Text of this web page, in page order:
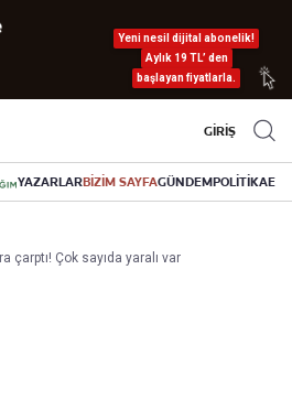
Yeni nesil dijital abonelik!
Aylık 19 TL’ den
başlayan fiyatlarla.
GİRİŞ
YAZARLARBİZİM SAYFAGÜNDEMPOLİTİKA
çarptı! Çok sayıda yaralı var